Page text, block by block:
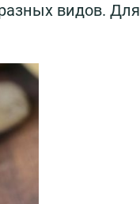
видов. Для